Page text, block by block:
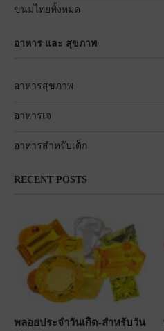
ขนมไทยทั้งหมด
อาหาร และ สุขภาพ
อาหารสุขภาพ
อาหารเจ
อาหารสำหรับเด็ก
RECENT POSTS
พลอยประจำวันเกิด-สำหรับวัน